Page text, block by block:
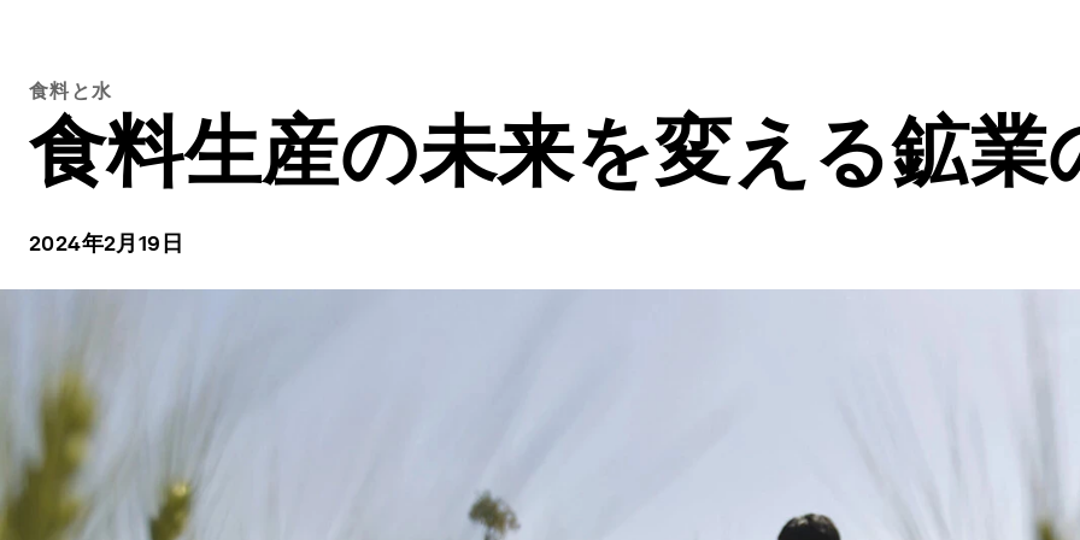
食料と水
食料生産の未来を変える鉱業
2024年2月19日